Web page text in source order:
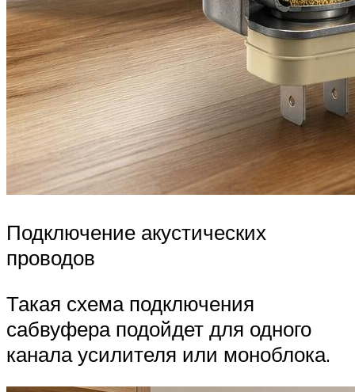
Подключение акустических
проводов
Такая схема подключения
сабвуфера подойдет для одного
канала усилителя или моноблока.